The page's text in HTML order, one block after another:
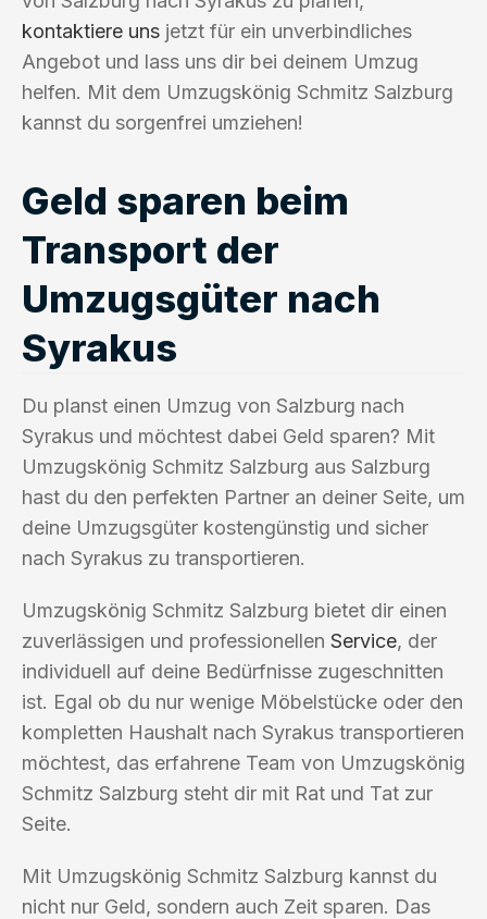
kontaktiere uns jetzt für ein unverbindliches
Angebot und lass uns dir bei deinem Umzug
helfen. Mit dem Umzugskönig Schmitz Salzburg
kannst du sorgenfrei umziehen!
Geld sparen beim
Transport der
Umzugsgüter nach
Syrakus
Du planst einen Umzug von Salzburg nach
Syrakus und möchtest dabei Geld sparen? Mit
Umzugskönig Schmitz Salzburg aus Salzburg
hast du den perfekten Partner an deiner Seite, um
deine Umzugsgüter kostengünstig und sicher
nach Syrakus zu transportieren.
Umzugskönig Schmitz Salzburg bietet dir einen
zuverlässigen und professionellen Service, der
individuell auf deine Bedürfnisse zugeschnitten
ist. Egal ob du nur wenige Möbelstücke oder den
kompletten Haushalt nach Syrakus transportieren
möchtest, das erfahrene Team von Umzugskönig
Schmitz Salzburg steht dir mit Rat und Tat zur
Seite.
Mit Umzugskönig Schmitz Salzburg kannst du
nicht nur Geld, sondern auch Zeit sparen. Das